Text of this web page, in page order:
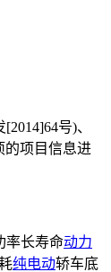
号)、
的项目信息进
率长寿命动力
纯电动轿车底